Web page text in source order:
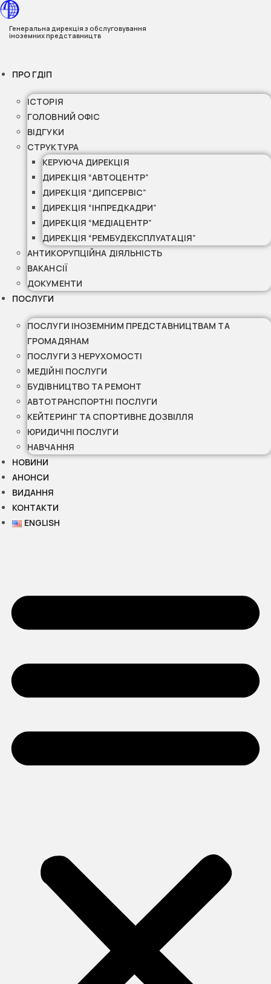
Перейти
до
вмісту
Генеральна дирекція з обслуговування
іноземних представництв
ПРО ГДІП
ІСТОРІЯ
ГОЛОВНИЙ ОФІС
ВІДГУКИ
СТРУКТУРА
КЕРУЮЧА ДИРЕКЦІЯ
ДИРЕКЦІЯ “АВТОЦЕНТР”
ДИРЕКЦІЯ “ДИПСЕРВІС”
ДИРЕКЦІЯ “ІНПРЕДКАДРИ”
ДИРЕКЦІЯ “МЕДІАЦЕНТР”
ДИРЕКЦІЯ “РЕМБУДЕКСПЛУАТАЦІЯ”
АНТИКОРУПЦІЙНА ДІЯЛЬНІСТЬ
ВАКАНСІЇ
ДОКУМЕНТИ
ПОСЛУГИ
ПОСЛУГИ ІНОЗЕМНИМ ПРЕДСТАВНИЦТВАМ ТА
ГРОМАДЯНАМ
ПОСЛУГИ З НЕРУХОМОСТІ
МЕДІЙНІ ПОСЛУГИ
БУДІВНИЦТВО ТА РЕМОНТ
АВТОТРАНСПОРТНІ ПОСЛУГИ
КЕЙТЕРИНГ ТА СПОРТИВНЕ ДОЗВІЛЛЯ
ЮРИДИЧНІ ПОСЛУГИ
НАВЧАННЯ
НОВИНИ
АНОНСИ
ВИДАННЯ
КОНТАКТИ
ENGLISH